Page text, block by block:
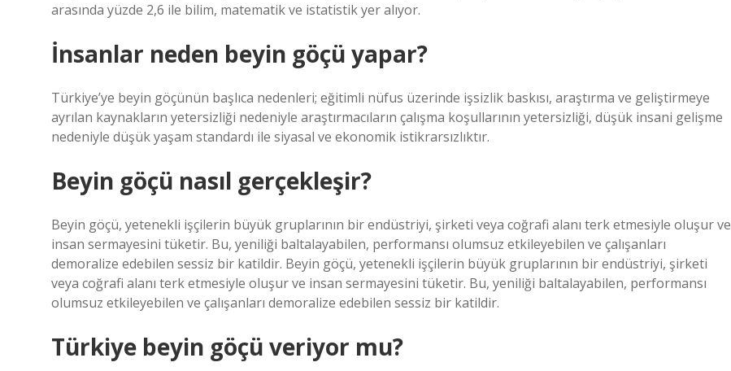
arasında yüzde 2,6 ile bilim, matematik ve istatistik yer alıyor.
İnsanlar neden beyin göçü yapar?
Türkiye’ye beyin göçünün başlıca nedenleri; eğitimli nüfus üzerinde işsizlik baskısı, araştırma ve geliştirmeye
ayrılan kaynakların yetersizliği nedeniyle araştırmacıların çalışma koşullarının yetersizliği, düşük insani gelişme
nedeniyle düşük yaşam standardı ile siyasal ve ekonomik istikrarsızlıktır.
Beyin göçü nasıl gerçekleşir?
Beyin göçü, yetenekli işçilerin büyük gruplarının bir endüstriyi, şirketi veya coğrafi alanı terk etmesiyle oluşur ve
insan sermayesini tüketir. Bu, yeniliği baltalayabilen, performansı olumsuz etkileyebilen ve çalışanları
demoralize edebilen sessiz bir katildir. Beyin göçü, yetenekli işçilerin büyük gruplarının bir endüstriyi, şirketi
veya coğrafi alanı terk etmesiyle oluşur ve insan sermayesini tüketir. Bu, yeniliği baltalayabilen, performansı
olumsuz etkileyebilen ve çalışanları demoralize edebilen sessiz bir katildir.
Türkiye beyin göçü veriyor mu?